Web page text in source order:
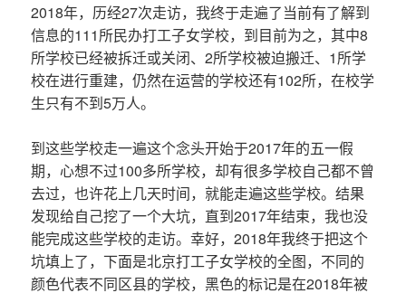
2018年，历经27次走访，我终于走遍了当前有了解到
信息的111所民办打工子女学校，到目前为之，其中8
所学校已经被拆迁或关闭、2所学校被迫搬迁、1所学
校在进行重建，仍然在运营的学校还有102所，在校学
生只有不到5万人。
到这些学校走一遍这个念头开始于2017年的五一假
期，心想不过100多所学校，却有很多学校自己都不曾
去过，也许花上几天时间，就能走遍这些学校。结果
发现给自己挖了一个大坑，直到2017年结束，我也没
能完成这些学校的走访。幸好，2018年我终于把这个
坑填上了，下面是北京打工子女学校的全图，不同的
颜色代表不同区县的学校，黑色的标记是在2018年被